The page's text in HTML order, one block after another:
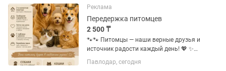
Реклама
Передержка питомцев
2 500 ₸
🐾🐾 Питомцы — наши верные друзья и
источник радости каждый день! 💖 ✨
Когда мы отправляемся в путешествие
или уезжаем надолго, кто позаботится
Павлодар, сегодня